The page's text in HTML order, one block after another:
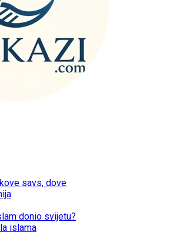
– Naučni dokazi Kur`an-a
savs, dove
donio svijetu?
islama